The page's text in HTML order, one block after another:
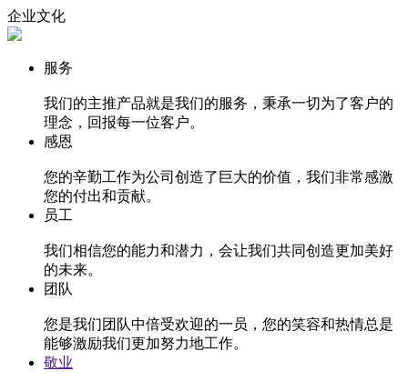
企业文化
服务
我们的主推产品就是我们的服务，秉承一切为了客户的
理念，回报每一位客户。
感恩
您的辛勤工作为公司创造了巨大的价值，我们非常感激
您的付出和贡献。
员工
我们相信您的能力和潜力，会让我们共同创造更加美好
的未来。
团队
您是我们团队中倍受欢迎的一员，您的笑容和热情总是
能够激励我们更加努力地工作。
敬业